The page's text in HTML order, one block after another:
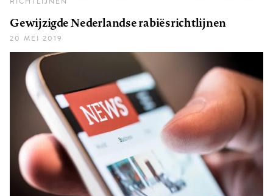
Gewijzigde Nederlandse rabiësrichtlijnen
20 MEI 2019